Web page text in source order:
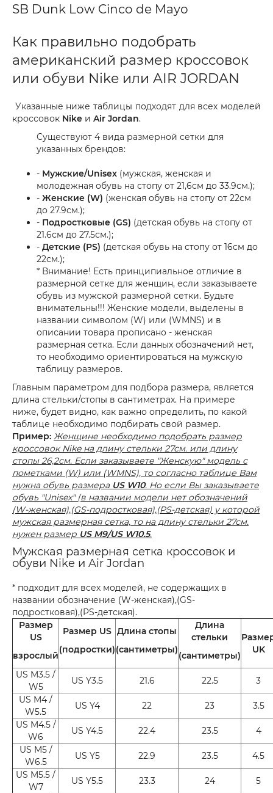
SB Dunk Low Cinco de Mayo
Как правильно подобрать
американский размер кроссовок
или обуви Nike или AIR JORDAN
Указанные ниже таблицы подходят для всех моделей
кроссовок Nike и Air Jordan.
Существуют 4 вида размерной сетки для
указанных брендов:
- Мужские/Unisex (мужская, женская и
молодежная обувь на стопу от 21,6см до 33.9см.);
- Женские (W) (женская обувь на стопу от 22см
до 27.9см.);
- Подростковые (GS) (детская обувь на стопу от
21.6см до 27.5см.);
- Детские (PS) (детская обувь на стопу от 16см до
22см.);
* Внимание! Есть принципиальное отличие в
размерной сетке для женщин, если заказываете
обувь из мужской размерной сетки. Будьте
внимательны!!! Женские модели, выделены в
названии символом (W) или (WMNS) и в
описании товара прописано - женская
размерная сетка. Если данных обозначений нет,
то необходимо ориентироваться на мужскую
таблицу размеров.
Главным параметром для подбора размера, является
длина стельки/стопы в сантиметрах. На примере
ниже, будет видно, как важно определить, по какой
таблице необходимо подбирать свой размер.
Пример: Женщине необходимо подобрать размер
кроссовок Nike на длину стельки 27см. или длину
стопы 26,2см. Если заказываете "Женскую" модель с
пометками (W) или (WMNS), то согласно таблице Вам
нужна обувь размера US W10. Но если Вы заказываете
обувь "Unisex" (в названии модели нет обозначений
(W-женская),(GS-подростковая),(PS-детская) у которой
мужская размерная сетка, то на длину стельки 27см.
нужен размер US M9/US W10.5.
Мужская размерная сетка кроссовок и
обуви Nike и Air Jordan
* подходит для всех моделей, не содержащих в
названии обозначение (W-женская),(GS-
подростковая),(PS-детская).
Размер
US
взрослый
Размер US
(подростки)
Длина стопы
(сантиметры)
Длина
стельки
(сантиметры)
UK
US M3.5 /
W5
US Y3.5 21.6 22.5
3
US M4 /
W5.5
US Y4 22 23
3.5
US M4.5 /
W6
US Y4.5 22.4 23.5
4
US M5 /
W6.5
US Y5 22.9 23.5
4.5
US M5.5 /
W7
US Y5.5 23.3 24
5